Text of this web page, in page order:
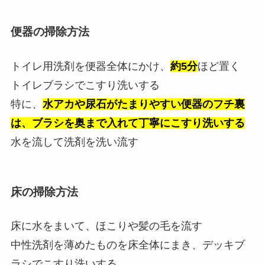
便器の掃除方法
トイレ用洗剤を便器全体にかけ、 約5分ほど置く
トイレブラシでこすり洗いする
特に、 水アカや尿石がたまりやすい便器のフチ裏
は、ブラシを奥まで入れて丁寧にこすり洗いする
水を流して洗剤を洗い流す
床の掃除方法
床に水をまいて、ほこりや髪の毛を流す
中性洗剤を薄めたものを床全体にまき、デッキブ